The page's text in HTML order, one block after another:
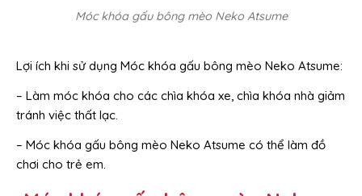
Móc khóa gấu bông mèo Neko Atsume
Lợi ích khi sử dụng Móc khóa gấu bông mèo Neko Atsume:
– Làm móc khóa cho các chìa khóa xe, chìa khóa nhà giảm
tránh việc thất lạc.
– Móc khóa gấu bông mèo Neko Atsume có thể làm đồ
chơi cho trẻ em.